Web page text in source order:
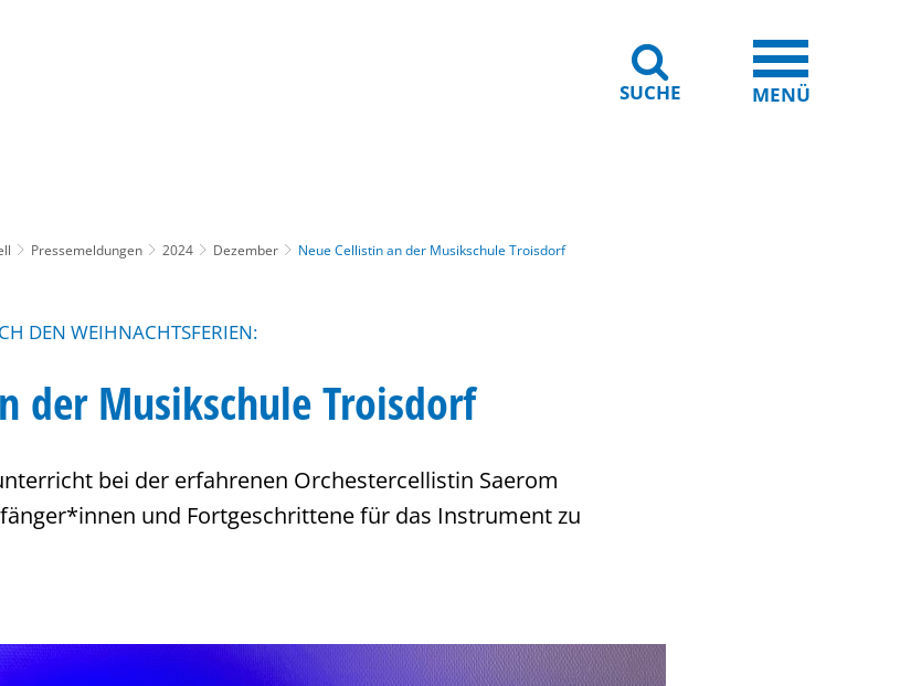
SUCHE MENÜ
Pressemeldungen 2024 Dezember Neue Cellistin an der Musikschule Troisdorf
DEN WEIHNACHTSFERIEN:
der Musikschule Troisdorf
bei der erfahrenen Orchestercellistin Saerom
und Fortgeschrittene für das Instrument zu